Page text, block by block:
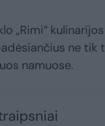
„Rimi“
ne tik
namuose.